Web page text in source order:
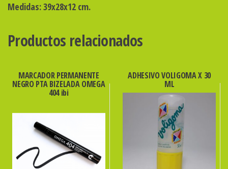
Medidas: 39x28x12 cm.
Productos relacionados
MARCADOR PERMANENTE
NEGRO PTA BIZELADA OMEGA
404 ibi
ADHESIVO VOLIGOMA X 30
ML